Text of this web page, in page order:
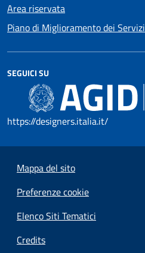
Area riservata
Piano di Miglioramento dei Servizi
SEGUICI SU
https://designers.italia.it/
Mappa del sito
Preferenze cookie
Elenco Siti Tematici
Credits